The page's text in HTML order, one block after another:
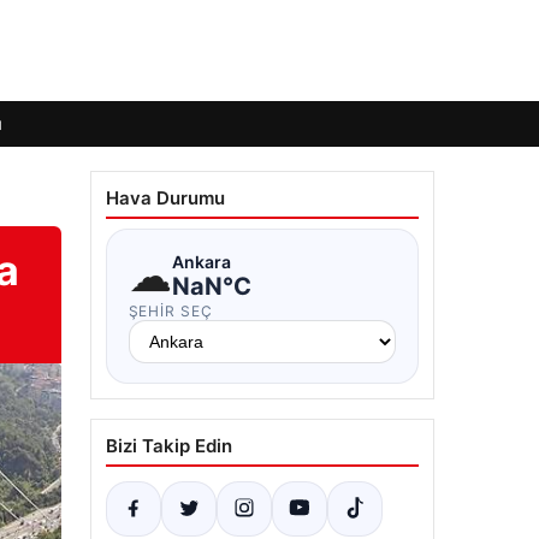
Hava Durumu
☁Ankara
NaN°C
ŞEHIR SEÇ
Bizi Takip Edin